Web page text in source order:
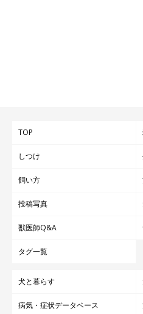
TOP
しつけ
飼い方
投稿写真
獣医師Q&A
タグ一覧
犬と暮らす
病気・症状データベース